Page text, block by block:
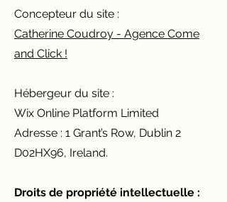
Concepteur du site :
Catherine Coudroy - Agence Come
and Click !
Hébergeur du site :
Wix Online Platform Limited
Adresse : 1 Grant’s Row, Dublin 2
D02HX96, Ireland.
Droits de propriété intellectuelle :